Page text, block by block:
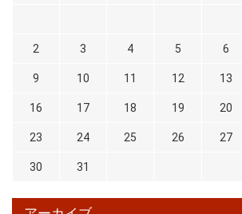
2 3 4 5 6
9 10 11 12 13
16 17 18 19 20
23 24 25 26 27
30 31